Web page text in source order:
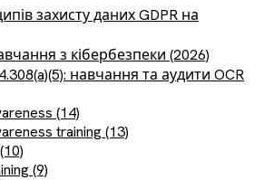
захисту даних GDPR на
з кібербезпеки (2026)
навчання та аудити OCR
(14)
training (13)
(9)